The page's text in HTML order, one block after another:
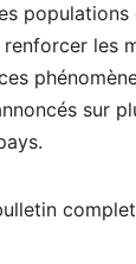
les
sur